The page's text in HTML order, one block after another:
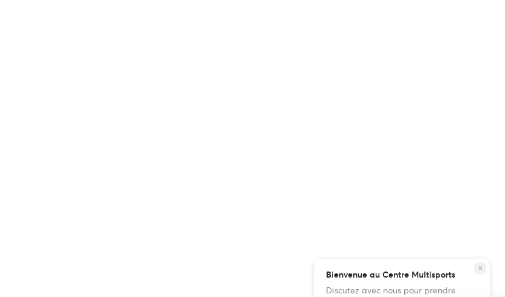
close
Bienvenue au Centre Multisports
Discutez avec nous pour prendre